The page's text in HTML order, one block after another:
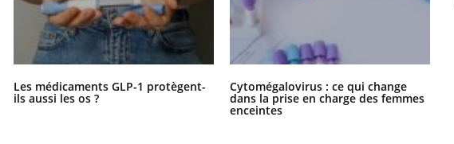
Les médicaments GLP-1 protègent-
ils aussi les os ?
Cytomégalovirus : ce qui change
dans la prise en charge des femmes
enceintes